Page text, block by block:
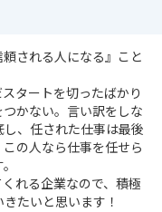
される人になる』こと
タートを切ったばかり
かない。言い訳をしな
、任された仕事は最後
の人なら仕事を任せら
れる企業なので、積極
たいと思います！